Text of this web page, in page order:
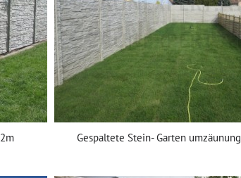
Gespaltete Stein- Garten umzäunung